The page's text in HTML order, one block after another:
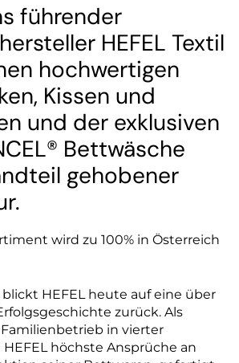
führender
HEFEL Textil
hochwertigen
Kissen und
und der exklusiven
Bettwäsche
gehobener
wird zu 100% in Österreich
blickt HEFEL heute auf eine über
zurück. Als
in vierter
höchste Ansprüche an